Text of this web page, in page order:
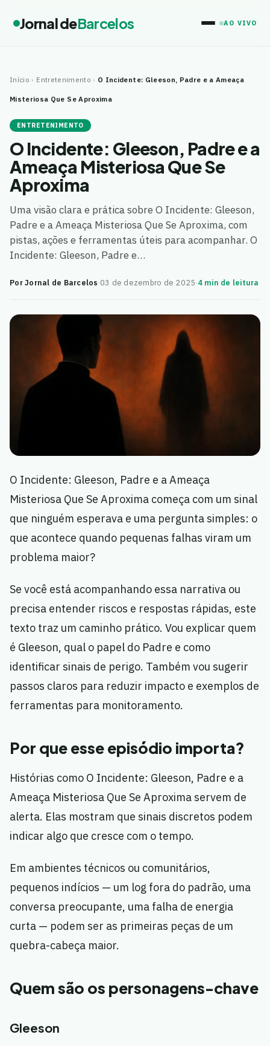
Jornal deBarcelos AO VIVO
Início › Entretenimento › O Incidente: Gleeson, Padre e a Ameaça
Misteriosa Que Se Aproxima
ENTRETENIMENTO
O Incidente: Gleeson, Padre e a
Ameaça Misteriosa Que Se
Aproxima
Uma visão clara e prática sobre O Incidente: Gleeson,
Padre e a Ameaça Misteriosa Que Se Aproxima, com
pistas, ações e ferramentas úteis para acompanhar. O
Incidente: Gleeson, Padre e…
Por Jornal de Barcelos·03 de dezembro de 2025·4 min de leitura
O Incidente: Gleeson, Padre e a Ameaça
Misteriosa Que Se Aproxima começa com um sinal
que ninguém esperava e uma pergunta simples: o
que acontece quando pequenas falhas viram um
problema maior?
Se você está acompanhando essa narrativa ou
precisa entender riscos e respostas rápidas, este
texto traz um caminho prático. Vou explicar quem
é Gleeson, qual o papel do Padre e como
identificar sinais de perigo. Também vou sugerir
passos claros para reduzir impacto e exemplos de
ferramentas para monitoramento.
Por que esse episódio importa?
Histórias como O Incidente: Gleeson, Padre e a
Ameaça Misteriosa Que Se Aproxima servem de
alerta. Elas mostram que sinais discretos podem
indicar algo que cresce com o tempo.
Em ambientes técnicos ou comunitários,
pequenos indícios — um log fora do padrão, uma
conversa preocupante, uma falha de energia
curta — podem ser as primeiras peças de um
quebra-cabeça maior.
Quem são os personagens-chave
Gleeson